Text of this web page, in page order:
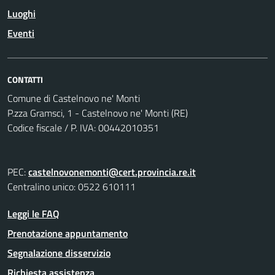
Luoghi
Eventi
CONTATTI
Comune di Castelnovo ne' Monti
P.zza Gramsci, 1 - Castelnovo ne' Monti (RE)
Codice fiscale / P. IVA: 00442010351
PEC:castelnovonemonti@cert.provincia.re.it
Centralino unico: 0522 610111
Leggi le FAQ
Prenotazione appuntamento
Segnalazione disservizio